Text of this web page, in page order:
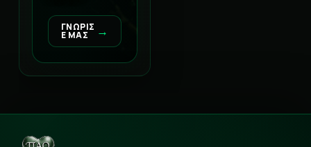
ΓΝΩΡΙΣ
Ε ΜΑΣ →